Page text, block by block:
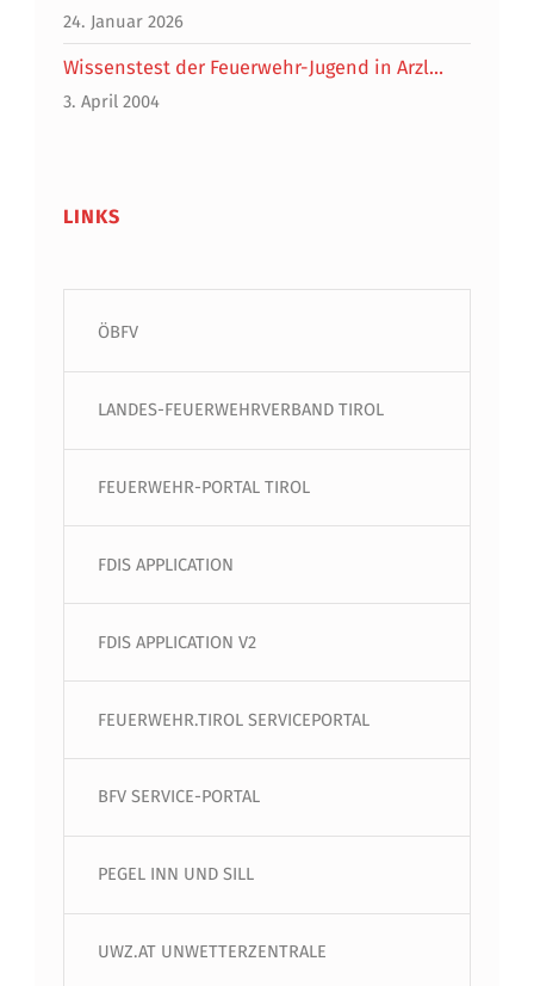
24. Januar 2026
Wissenstest der Feuerwehr-Jugend in Arzl…
3. April 2004
LINKS
ÖBFV
LANDES-FEUERWEHRVERBAND TIROL
FEUERWEHR-PORTAL TIROL
FDIS APPLICATION
FDIS APPLICATION V2
FEUERWEHR.TIROL SERVICEPORTAL
BFV SERVICE-PORTAL
PEGEL INN UND SILL
UWZ.AT UNWETTERZENTRALE